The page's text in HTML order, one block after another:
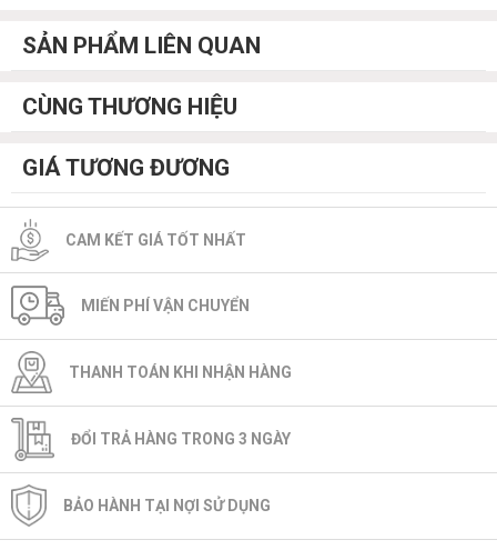
SẢN PHẨM LIÊN QUAN
CÙNG THƯƠNG HIỆU
GIÁ TƯƠNG ĐƯƠNG
CAM KẾT GIÁ TỐT NHẤT
MIẾN PHÍ VẬN CHUYỂN
THANH TOÁN KHI NHẬN HÀNG
ĐỔI TRẢ HÀNG TRONG 3 NGÀY
BẢO HÀNH TẠI NỢI SỬ DỤNG